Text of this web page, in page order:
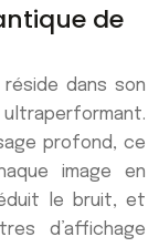
de
dans son
profond, ce
image en
le bruit, et
d’affichage